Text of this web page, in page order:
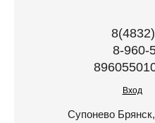
8-960-
Вход
Супонево